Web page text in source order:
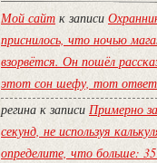
Мой сайт к записи
приснилось, что ночью
взорвётся. Он пошёл
этот сон шефу, тот
регина к записи Примерно
секунд, не используя
определите, что больше: